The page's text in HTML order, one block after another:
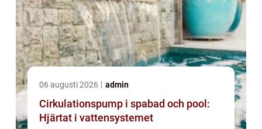
06 augusti 2026 admin
Cirkulationspump i spabad och pool:
Hjärtat i vattensystemet